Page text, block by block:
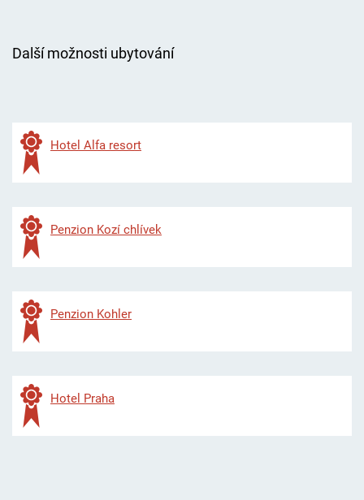
Další možnosti ubytování
Hotel Alfa resort
Penzion Kozí chlívek
Penzion Kohler
Hotel Praha